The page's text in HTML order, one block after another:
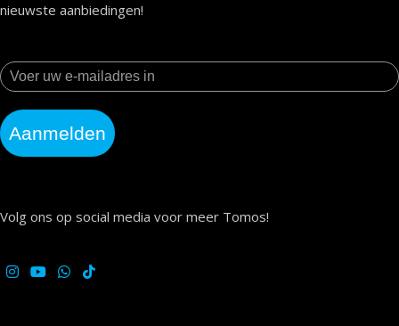
nieuwste aanbiedingen!
Aanmelden
Volg ons op social media voor meer Tomos!